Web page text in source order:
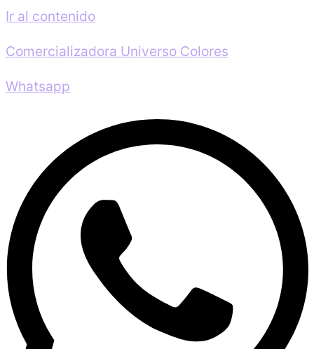
Ir al contenido
Comercializadora Universo Colores
Whatsapp